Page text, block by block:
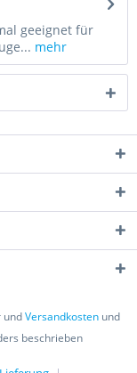
geeignet für
mehr
undVersandkostenund
beschrieben